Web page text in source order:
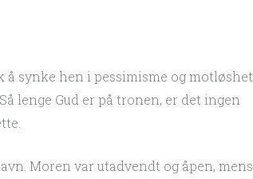
synke hen i pessimisme og motløshet.
lenge Gud er på tronen, er det ingen
Moren var utadvendt og åpen, mens